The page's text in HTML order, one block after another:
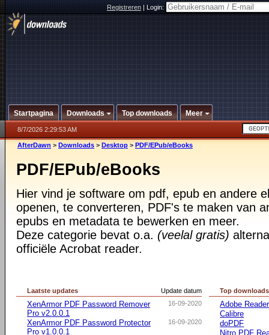
Registreren|Login:
Startpagina Downloads Top downloads Meer
8/7/2026 2:29:53 AM
AfterDawn > Downloads > Desktop > PDF/EPub/eBooks
PDF/EPub/eBooks
Hier vind je software om pdf, epub en andere
openen, te converteren, PDF's te maken van
epubs en metadata te bewerken en meer.
Deze categorie bevat o.a. (veelal gratis)
officiële Acrobat reader.
Update datum
Laatste updates
16-09-2020
XenArmor PDF Password Remover
Pro v2.0.0.1
16-09-2020
XenArmor PDF Password Protector
Pro v1.0.0.1
Top downloads
Adobe
Calibre
doPDF
Nitro PDF